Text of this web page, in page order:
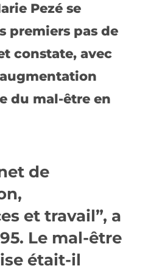
Pezé se
premiers pas de
constate, avec
du mal-être en
de
et travail”, a
Le mal-être
était-il